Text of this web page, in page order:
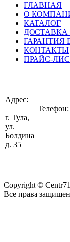
ГЛАВНАЯ
О
КАТАЛОГ
ДОСТАВКА
ГАРАНТИЯ
КОНТАКТЫ
ПРАЙС-
Адрес:
г. Тула,
ул.
Болдина,
д. 35
Телефон:
Copyright ©
Все права